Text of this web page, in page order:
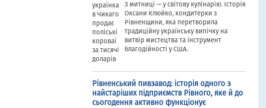
З митниці — у світову кулінарію. Історія
Оксани Клюйко, кондитерки з
Рівненщини, яка перетворила
традиційну українську випічку на
витвір мистецтва та інструмент
благодійності у США.
Рівненський пивзавод: історія одного з
найстаріших підприємств Рівного, яке й до
сьогодення активно функціонує